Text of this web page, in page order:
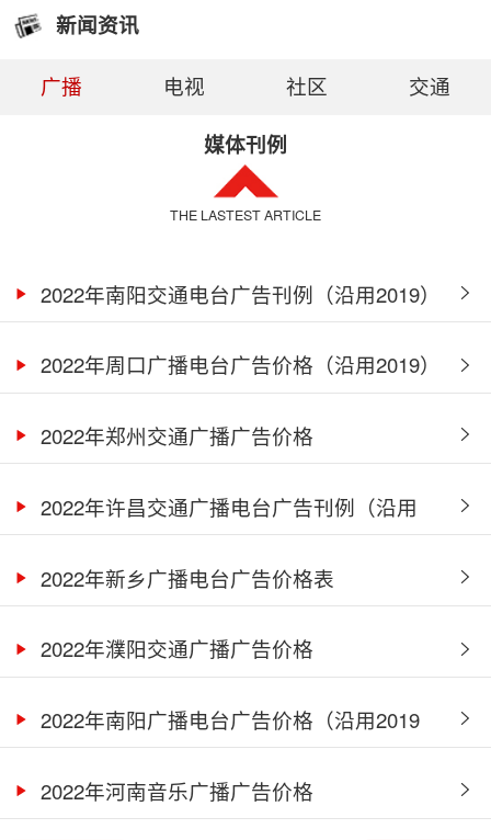
新闻资讯
广播 电视 社区 交通
媒体刊例
THE LASTEST ARTICLE
2022年南阳交通电台广告刊例（沿用2019）
2022年周口广播电台广告价格（沿用2019）
2022年郑州交通广播广告价格
2022年许昌交通广播电台广告刊例（沿用
2021）
2022年新乡广播电台广告价格表
2022年濮阳交通广播广告价格
2022年南阳广播电台广告价格（沿用2019
2022年河南音乐广播广告价格